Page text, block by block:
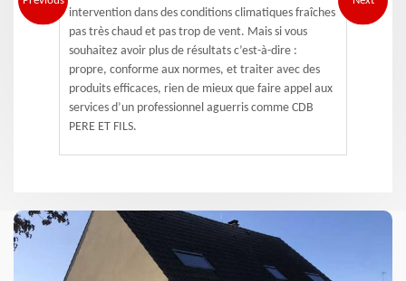
intervention dans des conditions climatiques fraîches
pas très chaud et pas trop de vent. Mais si vous
souhaitez avoir plus de résultats c’est-à-dire :
propre, conforme aux normes, et traiter avec des
produits efficaces, rien de mieux que faire appel aux
services d’un professionnel aguerris comme CDB
PERE ET FILS.